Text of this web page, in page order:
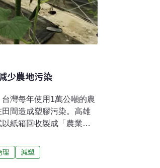
少農地污染
灣每年使用1萬公噸的農
間造成塑膠污染。高雄
紙箱回收製成「農業紙
室瓜果常使用塑膠農膜
農糧署統計，全台每年
理 減塑